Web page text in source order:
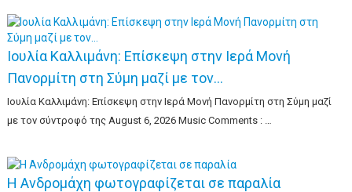
Ιουλία Καλλιμάνη: Επίσκεψη στην Ιερά Μονή
Πανορμίτη στη Σύμη μαζί με τον…
Ιουλία Καλλιμάνη: Επίσκεψη στην Ιερά Μονή Πανορμίτη στη Σύμη μαζί
με τον σύντροφό της August 6, 2026 Music Comments : …
Η Ανδρομάχη φωτογραφίζεται σε παραλία